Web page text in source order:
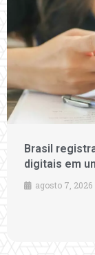
Brasil
digitais em
agosto 7, 2026